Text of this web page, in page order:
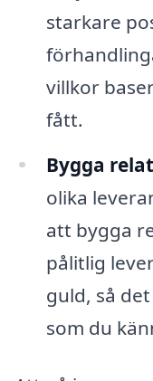
starkare
villkor
fått.
Bygga
olika
att bygga
pålitlig
guld, så
som du